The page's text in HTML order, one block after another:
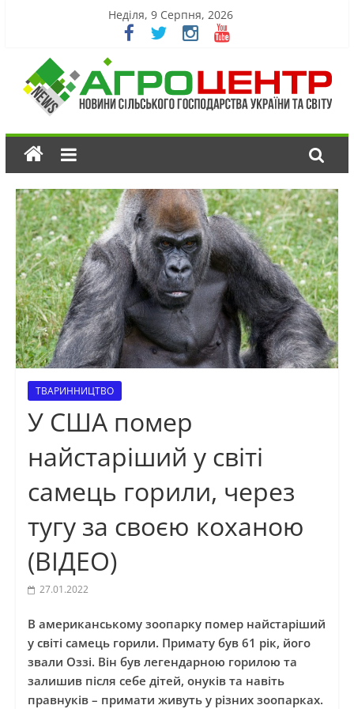
Неділя, 9 Серпня, 2026
ТВАРИННИЦТВО
У США помер
найстаріший у світі
самець горили, через
тугу за своєю коханою
(ВІДЕО)
27.01.2022
В американському зоопарку помер найстаріший
у світі самець горили. Примату був 61 рік, його
звали Оззі. Він був легендарною горилою та
залишив після себе дітей, онуків та навіть
правнуків – примати живуть у різних зоопарках.